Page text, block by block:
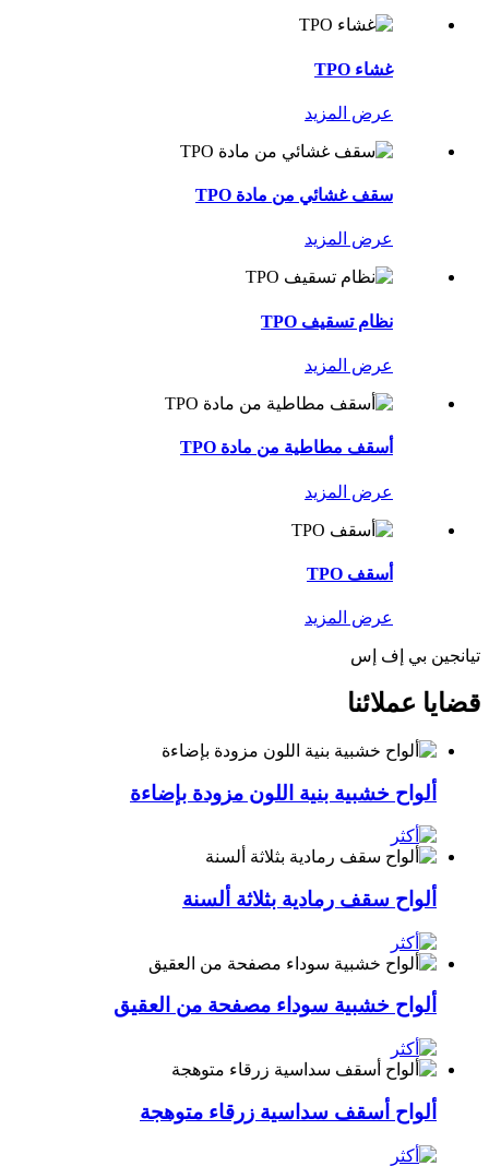
غشاء TPO
عرض المزيد
سقف غشائي من مادة TPO
عرض المزيد
نظام تسقيف TPO
عرض المزيد
أسقف مطاطية من مادة TPO
عرض المزيد
أسقف TPO
عرض المزيد
تيانجين بي إف إس
قضايا عملائنا
ألواح خشبية بنية اللون مزودة بإضاءة
ألواح سقف رمادية بثلاثة ألسنة
ألواح خشبية سوداء مصفحة من العقيق
ألواح أسقف سداسية زرقاء متوهجة